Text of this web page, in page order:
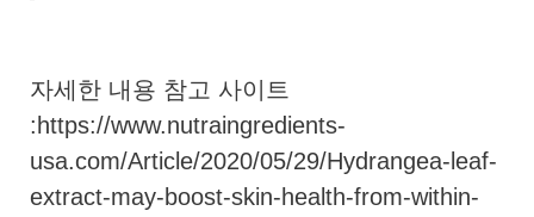
자세한 내용 참고 사이트
:https://www.nutraingredients-
usa.com/Article/2020/05/29/Hydrangea-leaf-
extract-may-boost-skin-health-from-within-